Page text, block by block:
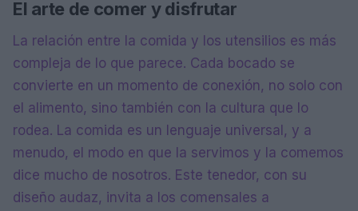
El arte de comer y disfrutar
La relación entre la comida y los utensilios es más
compleja de lo que parece. Cada bocado se
convierte en un momento de conexión, no solo con
el alimento, sino también con la cultura que lo
rodea. La comida es un lenguaje universal, y a
menudo, el modo en que la servimos y la comemos
dice mucho de nosotros. Este tenedor, con su
diseño audaz, invita a los comensales a